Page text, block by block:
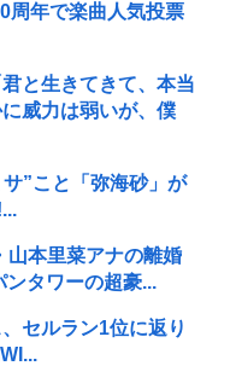
周年で楽曲人気投票
と生きてきて、本当
威力は弱いが、僕
”こと「弥海砂」が
山本里菜アナの離婚
タワーの超豪...
セルラン1位に返り